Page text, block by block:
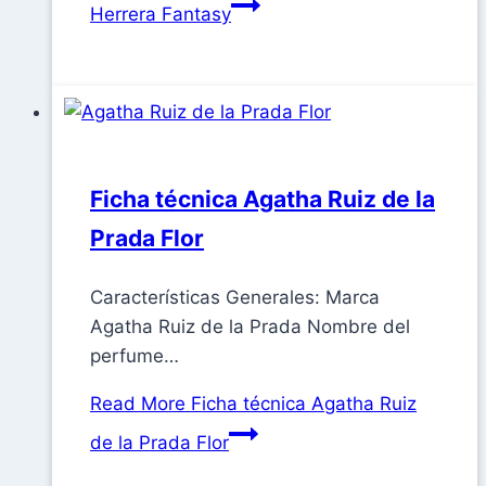
Herrera Fantasy
Ficha técnica Agatha Ruiz de la
Prada Flor
Características Generales: Marca
Agatha Ruiz de la Prada Nombre del
perfume…
Read More Ficha técnica Agatha Ruiz
de la Prada Flor